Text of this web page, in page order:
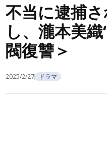
不当に逮捕
し、瀧本美
閥復讐＞
2025/2/27 ドラマ